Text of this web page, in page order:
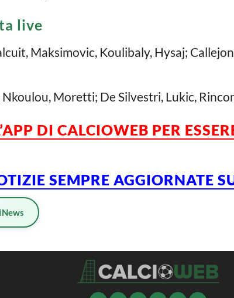
live
Maksimovic, Koulibaly, Hysaj;
Moretti; De Silvestri, Lukic,
DI CALCIOWEB PER
SEMPRE AGGIORNATE
News